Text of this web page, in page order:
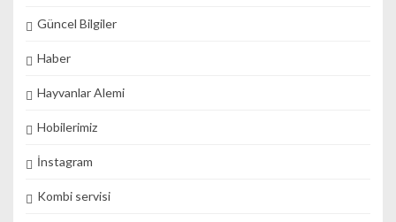
Güncel Bilgiler
Haber
Hayvanlar Alemi
Hobilerimiz
İnstagram
Kombi servisi